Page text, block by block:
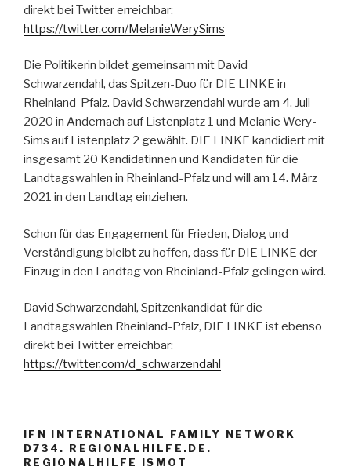
direkt bei Twitter erreichbar:
https://twitter.com/MelanieWerySims
Die Politikerin bildet gemeinsam mit David
Schwarzendahl, das Spitzen-Duo für DIE LINKE in
Rheinland-Pfalz. David Schwarzendahl wurde am 4. Juli
2020 in Andernach auf Listenplatz 1 und Melanie Wery-
Sims auf Listenplatz 2 gewählt. DIE LINKE kandidiert mit
insgesamt 20 Kandidatinnen und Kandidaten für die
Landtagswahlen in Rheinland-Pfalz und will am 14. März
2021 in den Landtag einziehen.
Schon für das Engagement für Frieden, Dialog und
Verständigung bleibt zu hoffen, dass für DIE LINKE der
Einzug in den Landtag von Rheinland-Pfalz gelingen wird.
David Schwarzendahl, Spitzenkandidat für die
Landtagswahlen Rheinland-Pfalz, DIE LINKE ist ebenso
direkt bei Twitter erreichbar:
https://twitter.com/d_schwarzendahl
IFN INTERNATIONAL FAMILY NETWORK
D734. REGIONALHILFE.DE.
REGIONALHILFE ISMOT